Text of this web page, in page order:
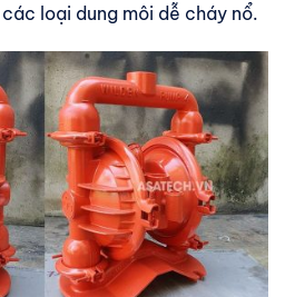
loại dung môi dễ cháy nổ.